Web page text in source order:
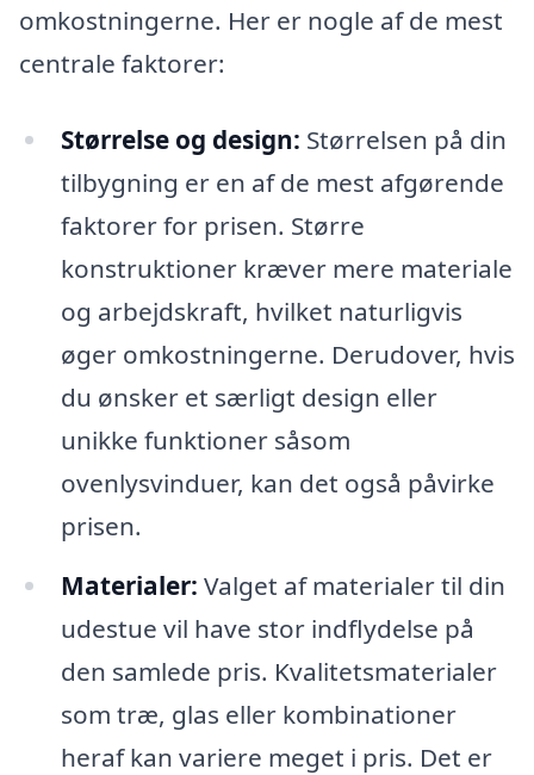
omkostningerne. Her er nogle af de mest
centrale faktorer:
Størrelse og design: Størrelsen på din
tilbygning er en af de mest afgørende
faktorer for prisen. Større
konstruktioner kræver mere materiale
og arbejdskraft, hvilket naturligvis
øger omkostningerne. Derudover, hvis
du ønsker et særligt design eller
unikke funktioner såsom
ovenlysvinduer, kan det også påvirke
prisen.
Materialer: Valget af materialer til din
udestue vil have stor indflydelse på
den samlede pris. Kvalitetsmaterialer
som træ, glas eller kombinationer
heraf kan variere meget i pris. Det er